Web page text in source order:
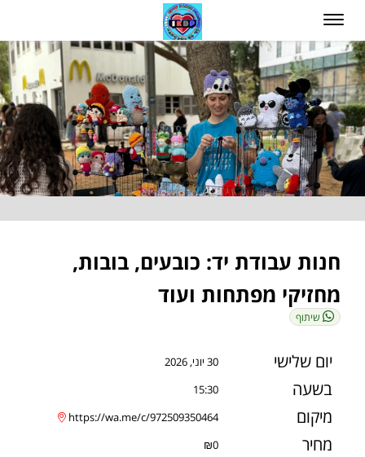
חנות עבודת יד: כובעים, בובות,
מחזיקי מפתחות ועוד
שיתוף
יום שלישי 30 יוני, 2026
בשעה 15:30
מיקום https://wa.me/c/972509350464
מחיר ₪0